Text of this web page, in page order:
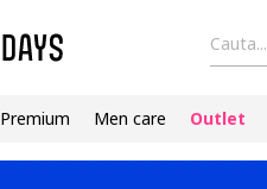
Cauta...
Premium Men care Outlet